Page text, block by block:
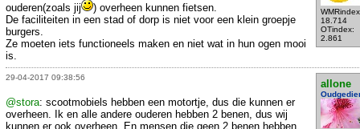
18.714
OTindex:
2.861
ouderen(zoals jij
) overheen kunnen fietsen.
De faciliteiten in een stad of dorp is niet voor een klein groepje
burgers.
Ze moeten iets functioneels maken en niet wat in hun ogen mooi
is.
29-04-2017 09:38:56
allone
@stora: scootmobiels hebben een motortje, dus die kunnen er
overheen. Ik en alle andere ouderen hebben 2 benen, dus wij
kunnen er ook overheen. En mensen die geen 2 benen hebben,